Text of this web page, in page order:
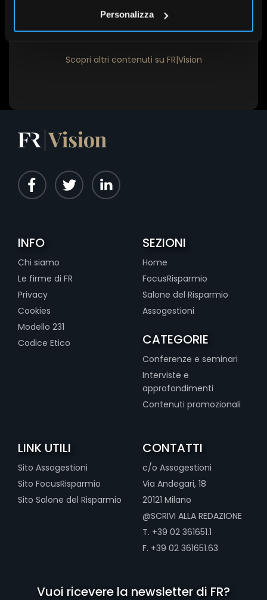
Personalizza
Scopri altri contenuti su FR|Vision
INFO
Chi siamo
Le firme di FR
Privacy
Cookies
Modello 231
Codice Etico
SEZIONI
Home
FocusRisparmio
Salone del Risparmio
Assogestioni
CATEGORIE
Conferenze e seminari
Interviste e
approfondimenti
Contenuti promozionali
LINK UTILI
Sito Assogestioni
Sito FocusRisparmio
Sito Salone del Risparmio
CONTATTI
c/o Assogestioni
Via Andegari, 18
20121 Milano
@SCRIVI ALLA REDAZIONE
T. +39 02 361651.1
F. +39 02 361651.63
Vuoi ricevere la newsletter di FR?